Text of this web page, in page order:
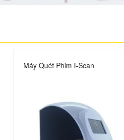
Máy Quét Phim I-Scan